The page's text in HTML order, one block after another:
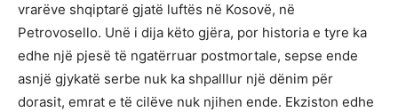
vrarëve shqiptarë gjatë luftës në Kosovë, në
Petrovosello. Unë i dija këto gjëra, por historia e tyre ka
edhe një pjesë të ngatërruar postmortale, sepse ende
asnjë gjykatë serbe nuk ka shpalllur një dënim për
dorasit, emrat e të cilëve nuk njihen ende. Ekziston edhe